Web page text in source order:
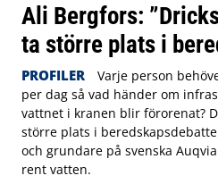
Ali Bergfors:
ta större plats i
PROFILER
Varje person
per dag så vad händer om
vattnet i kranen blir förorenat?
större plats i
och grundare på svenska
rent vatten.